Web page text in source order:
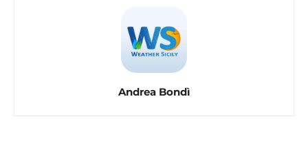
Andrea Bondì